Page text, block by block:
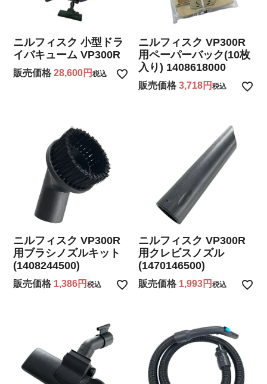
ニルフィスク 小型ドラ
イバキューム VP300R
販売価格 28,600 税込
ニルフィスク VP300R
用ペーパーバック(10枚
入り) 1408618000
販売価格 3,718 税込
ニルフィスク VP300R
用ブラシノズルキット
(1408244500)
販売価格 1,386 税込
ニルフィスク VP300R
用クレビスノズル
(1470146500)
販売価格 1,993 税込